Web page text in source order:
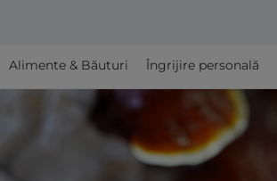
Alimente & Băuturi Îngrijire personală